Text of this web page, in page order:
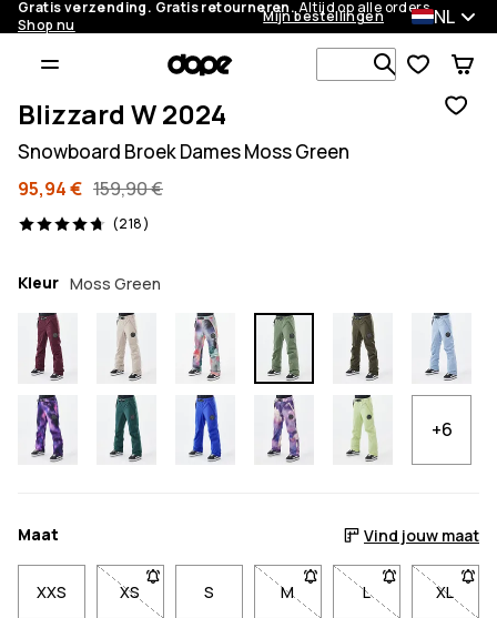
Gratis verzending. Gratis retourneren.Altijd op alle orders.
Shop nu
Mijn bestellingen NL
Zoek in 1
Blizzard W 2024
Snowboard Broek Dames Moss Green
95,94 € 159,90 €
(218)
218 beoordelingen, 4.7/5
Kleur Moss Green
+6
Maat Vind jouw maat
XXS XS- Maat XS niet beschikbaar. Klik om op de
S M- Maat M niet beschikbaar.
L- Maat L niet
XL- Maat